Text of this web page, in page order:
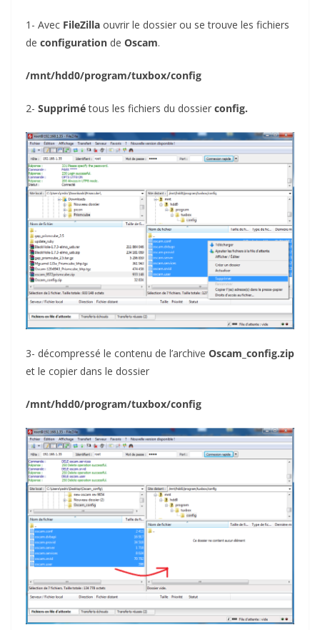
1- Avec FileZilla ouvrir le dossier ou se trouve les fichiers
de configuration de Oscam.
/mnt/hdd0/program/tuxbox/config
2- Supprimétous les fichiers du dossier config.
3- décompressé le contenu de l’archive Oscam_config.zip
et le copier dans le dossier
/mnt/hdd0/program/tuxbox/config